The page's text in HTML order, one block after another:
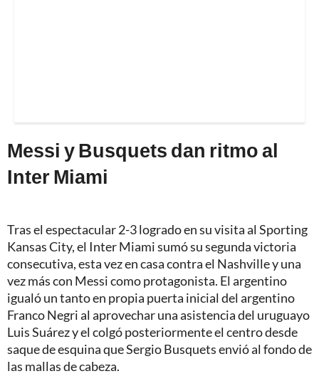
Messi y Busquets dan ritmo al
Inter Miami
Tras el espectacular 2-3 logrado en su visita al Sporting
Kansas City, el Inter Miami sumó su segunda victoria
consecutiva, esta vez en casa contra el Nashville y una
vez más con Messi como protagonista. El argentino
igualó un tanto en propia puerta inicial del argentino
Franco Negri al aprovechar una asistencia del uruguayo
Luis Suárez y el colgó posteriormente el centro desde
saque de esquina que Sergio Busquets envió al fondo de
las mallas de cabeza.